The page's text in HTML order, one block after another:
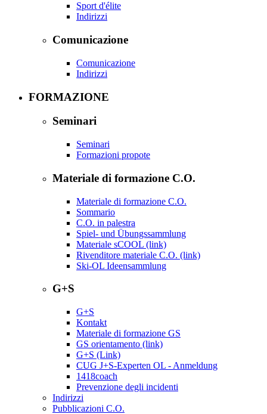
Sport d'élite
Indirizzi
Comunicazione
Comunicazione
Indirizzi
FORMAZIONE
Seminari
Seminari
Formazioni propote
Materiale di formazione C.O.
Materiale di formazione C.O.
Sommario
C.O. in palestra
Spiel- und Übungssammlung
Materiale sCOOL (link)
Rivenditore materiale C.O. (link)
Ski-OL Ideensammlung
G+S
G+S
Kontakt
Materiale di formazione GS
GS orientamento (link)
G+S (Link)
CUG J+S-Experten OL - Anmeldung
1418coach
Prevenzione degli incidenti
Indirizzi
Pubblicazioni C.O.